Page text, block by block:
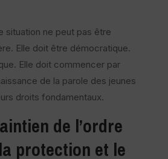
situation ne peut pas être
Elle doit être démocratique.
Elle doit commencer par
de la parole des jeunes
droits fondamentaux.
de l’ordre
protection et le